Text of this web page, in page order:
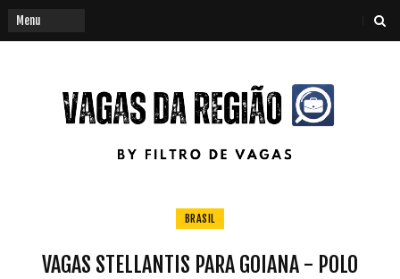
BRASIL
VAGAS STELLANTIS PARA GOIANA - POLO